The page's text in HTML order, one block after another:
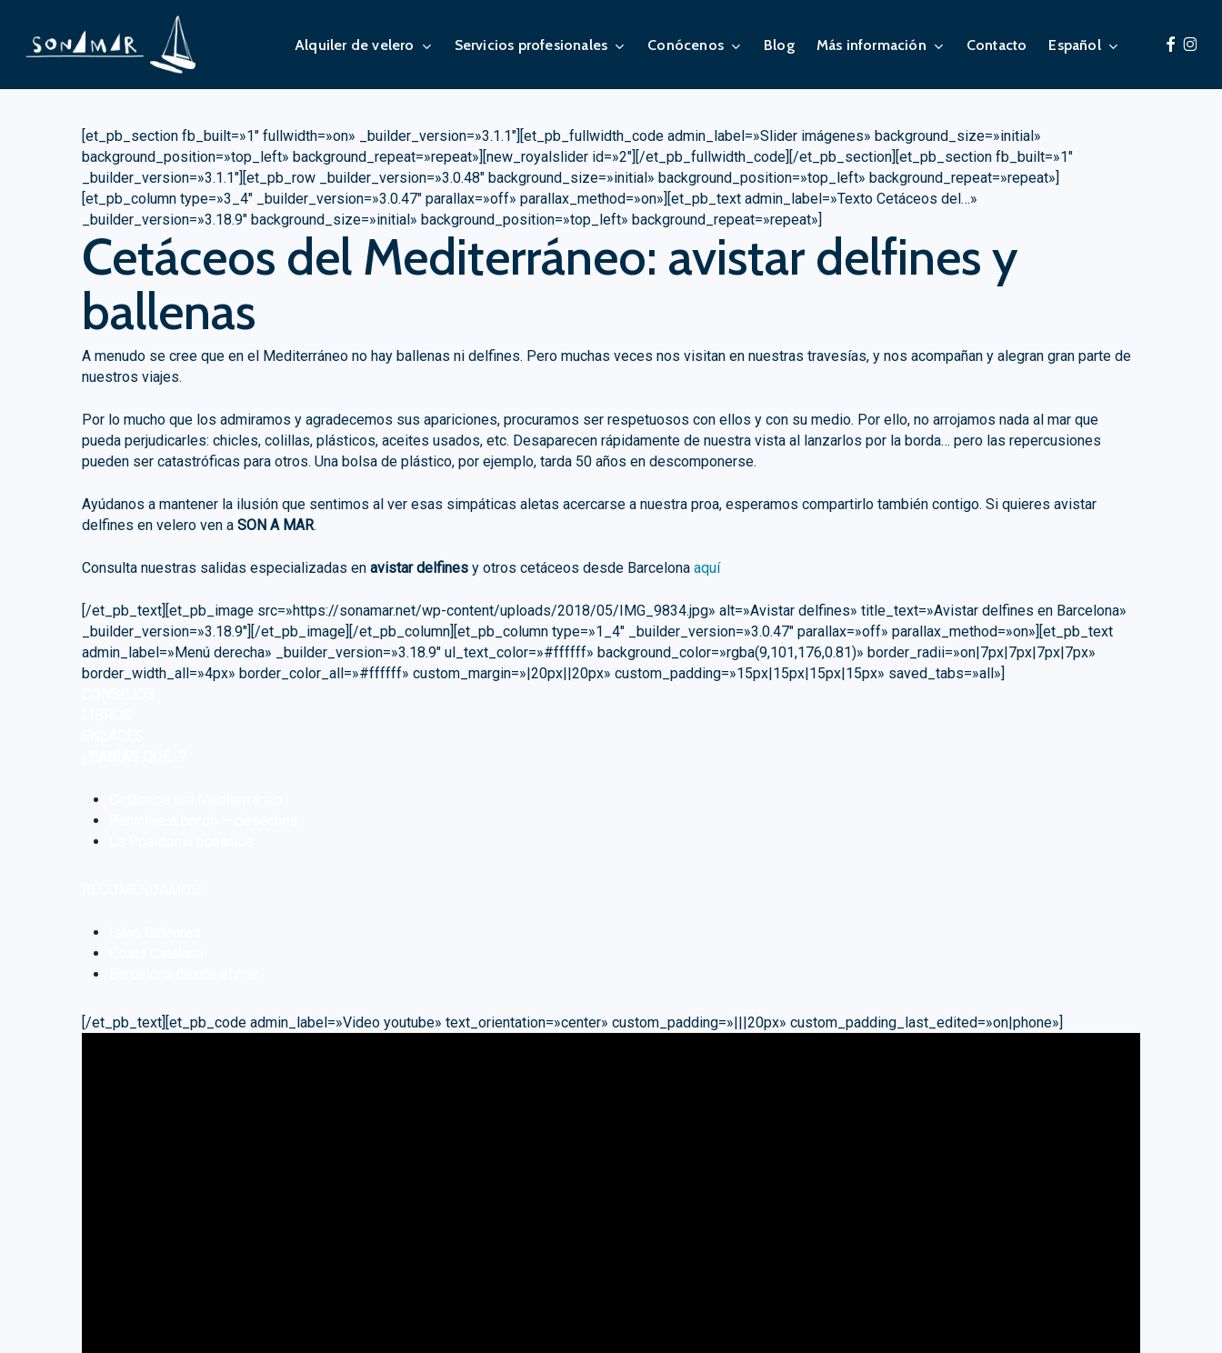
main
Alquiler de velero Servicios profesionales Conócenos Blog Más información Contacto Español facebook
[et_pb_section fb_built=»1″ fullwidth=»on» _builder_version=»3.1.1″][et_pb_fullwidth_code admin_label=»Slider imágenes» background_size=»initial»
background_position=»top_left» background_repeat=»repeat»][new_royalslider id=»2″][/et_pb_fullwidth_code][/et_pb_section][et_pb_section fb_built=»1″
_builder_version=»3.1.1″][et_pb_row _builder_version=»3.0.48″ background_size=»initial» background_position=»top_left» background_repeat=»repeat»]
[et_pb_column type=»3_4″ _builder_version=»3.0.47″ parallax=»off» parallax_method=»on»][et_pb_text admin_label=»Texto Cetáceos del…»
_builder_version=»3.18.9″ background_size=»initial» background_position=»top_left» background_repeat=»repeat»]
Cetáceos del Mediterráneo: avistar delfines y
ballenas
A menudo se cree que en el Mediterráneo no hay ballenas ni delfines. Pero muchas veces nos visitan en nuestras travesías, y nos acompañan y alegran gran parte de
nuestros viajes.
Por lo mucho que los admiramos y agradecemos sus apariciones, procuramos ser respetuosos con ellos y con su medio. Por ello, no arrojamos nada al mar que
pueda perjudicarles: chicles, colillas, plásticos, aceites usados, etc. Desaparecen rápidamente de nuestra vista al lanzarlos por la borda… pero las repercusiones
pueden ser catastróficas para otros. Una bolsa de plástico, por ejemplo, tarda 50 años en descomponerse.
Ayúdanos a mantener la ilusión que sentimos al ver esas simpáticas aletas acercarse a nuestra proa, esperamos compartirlo también contigo. Si quieres avistar
delfines en velero ven a SON A MAR.
Consulta nuestras salidas especializadas en avistar delfines y otros cetáceos desde Barcelona aquí
[/et_pb_text][et_pb_image src=»https://sonamar.net/wp-content/uploads/2018/05/IMG_9834.jpg» alt=»Avistar delfines» title_text=»Avistar delfines en Barcelona»
_builder_version=»3.18.9″][/et_pb_image][/et_pb_column][et_pb_column type=»1_4″ _builder_version=»3.0.47″ parallax=»off» parallax_method=»on»][et_pb_text
admin_label=»Menú derecha» _builder_version=»3.18.9″ ul_text_color=»#ffffff» background_color=»rgba(9,101,176,0.81)» border_radii=»on|7px|7px|7px|7px»
border_width_all=»4px» border_color_all=»#ffffff» custom_margin=»|20px||20px» custom_padding=»15px|15px|15px|15px» saved_tabs=»all»]
[/et_pb_text][et_pb_code admin_label=»Video youtube» text_orientation=»center» custom_padding=»|||20px» custom_padding_last_edited=»on|phone»]